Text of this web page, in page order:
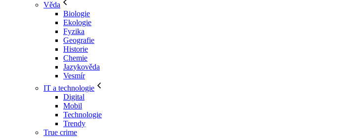
Věda
Biologie
Ekologie
Fyzika
Geografie
Historie
Chemie
Jazykověda
Vesmír
IT a technologie
Digital
Mobil
Technologie
Trendy
True crime